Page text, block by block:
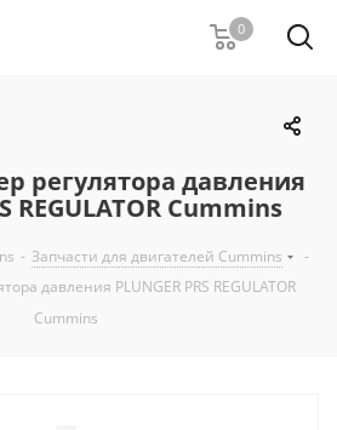
0
регулятора давления
REGULATOR Cummins
- Запчасти для двигателей Cummins
-
давления PLUNGER PRS REGULATOR
Cummins